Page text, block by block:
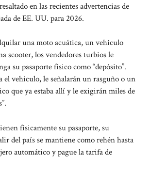
en las recientes advertencias de
de EE. UU. para 2026.
una moto acuática, un vehículo
scooter, los vendedores turbios le
su pasaporte físico como “depósito”.
el vehículo, le señalarán un rasguño o un
que ya estaba allí y le exigirán miles de
físicamente su pasaporte, su
del país se mantiene como rehén hasta
automático y pague la tarifa de